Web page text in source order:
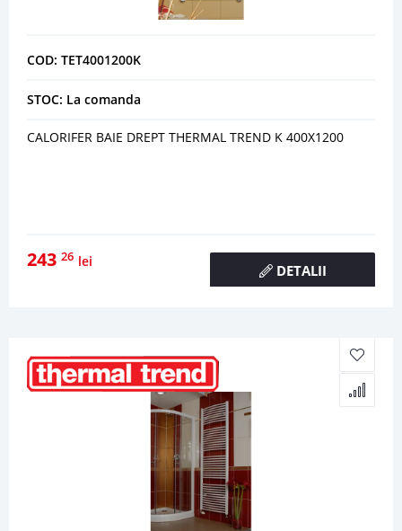
COD: TET4001200K
STOC: La comanda
CALORIFER BAIE DREPT THERMAL TREND K 400X1200
243 26 lei
DETALII